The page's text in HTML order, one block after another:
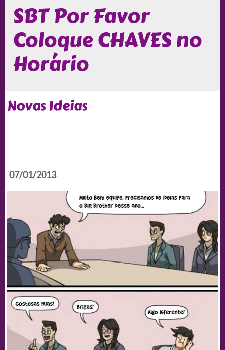
SBT Por Favor
Coloque CHAVES no
Horário
Novas Ideias
07/01/2013